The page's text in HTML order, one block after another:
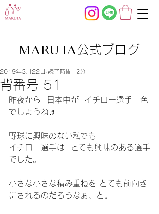
MARUTA公式ブログ
背番号 51
2019年3月22日 読了時間: 2分
昨夜から  日本中が  イチロー選手一色
でしょうね♬
野球に興味のない私でも
イチロー選手は  とても興味のある選手
でした。
小さな小さな積み重ねを とても前向き
にされるのだろうなぁ、と。